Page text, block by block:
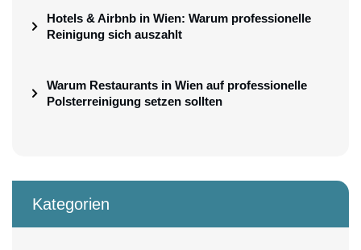
Hotels & Airbnb in Wien: Warum professionelle
Reinigung sich auszahlt
Warum Restaurants in Wien auf professionelle
Polsterreinigung setzen sollten
Kategorien